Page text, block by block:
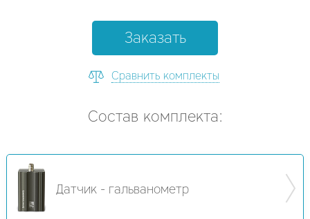
Заказать
Сравнить комплекты
Состав комплекта:
Датчик - гальванометр